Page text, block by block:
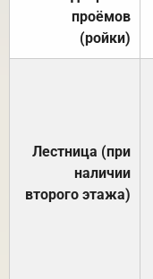
проёмов
(ройки)
Лестница (при
наличии
второго этажа)